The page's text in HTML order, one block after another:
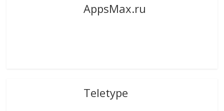
AppsMax.ru
Teletype